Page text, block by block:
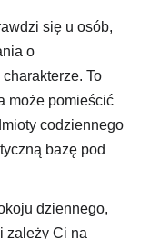
się u osób,
o
To
może pomieścić
codziennego
bazę pod
dziennego,
zależy Ci na